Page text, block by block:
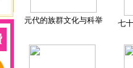
元代的族群文化与科举 七